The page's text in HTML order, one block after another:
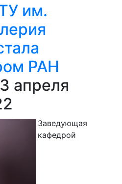
им.
РАН
апреля
Заведующая
кафедрой